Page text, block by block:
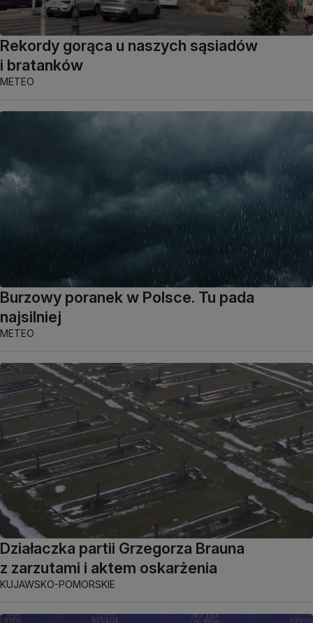
Rekordy gorąca u naszych sąsiadów
i bratanków
METEO
Burzowy poranek w Polsce. Tu pada
najsilniej
METEO
Działaczka partii Grzegorza Brauna
z zarzutami i aktem oskarżenia
KUJAWSKO-POMORSKIE